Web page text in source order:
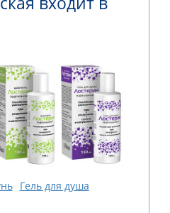
Гель для душа